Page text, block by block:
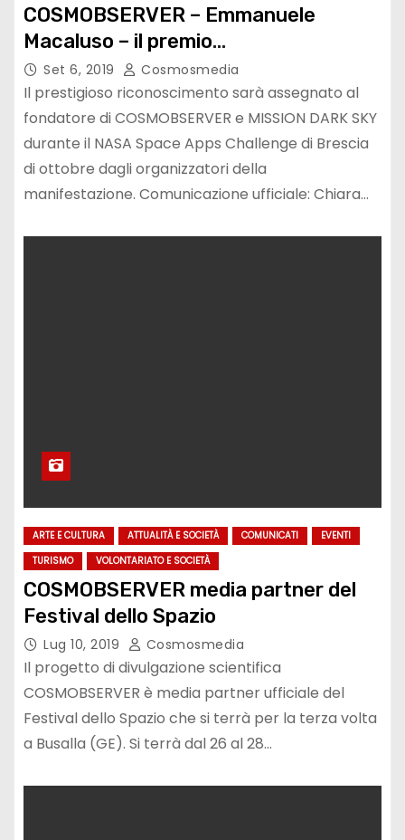
COSMOBSERVER – Emmanuele
Macaluso – il premio
“INTERSTELLARS International
Award”
Set 6, 2019 Cosmosmedia
Il prestigioso riconoscimento sarà assegnato al
fondatore di COSMOBSERVER e MISSION DARK SKY
durante il NASA Space Apps Challenge di Brescia
di ottobre dagli organizzatori della
manifestazione. Comunicazione ufficiale: Chiara…
ARTE E CULTURA ATTUALITÀ E SOCIETÀ COMUNICATI
EVENTI
TURISMO
VOLONTARIATO E SOCIETÀ
COSMOBSERVER media partner del
Festival dello Spazio
Lug 10, 2019 Cosmosmedia
Il progetto di divulgazione scientifica
COSMOBSERVER è media partner ufficiale del
Festival dello Spazio che si terrà per la terza volta
a Busalla (GE). Si terrà dal 26 al 28…